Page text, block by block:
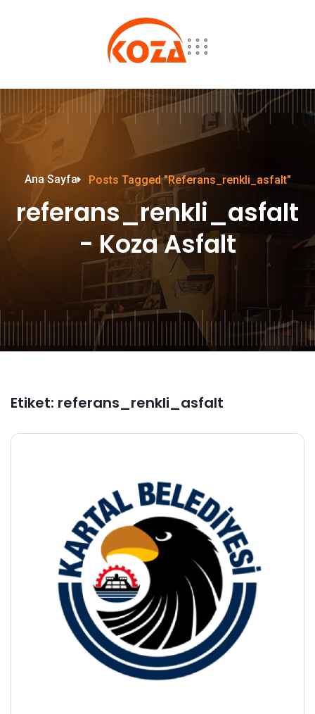
Ana Sayfa Posts Tagged "referans_renkli_asfalt"
referans_renkli_asfalt
- Koza Asfalt
Etiket: referans_renkli_asfalt